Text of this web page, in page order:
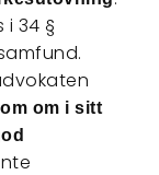
34 §
om i sitt